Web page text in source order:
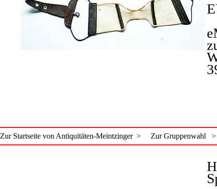
Zur Startseite von Antiquitäten-Meintzinger > Zur Gruppenwahl >